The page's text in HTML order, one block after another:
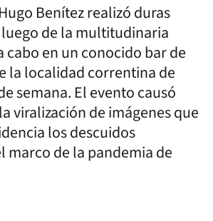
Benítez realizó duras
de la multitudinaria
cabo en un conocido bar de
la localidad correntina de
semana. El evento causó
viralización de imágenes que
los descuidos
marco de la pandemia de